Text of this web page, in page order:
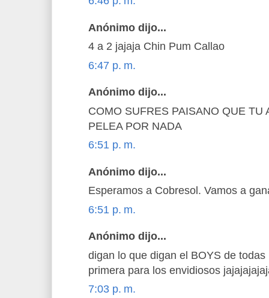
Anónimo dijo...
4 a 2 jajaja Chin Pum Callao
6:47 p. m.
Anónimo dijo...
COMO SUFRES PAISANO QUE TU
PELEA POR NADA
6:51 p. m.
Anónimo dijo...
Esperamos a Cobresol. Vamos a
6:51 p. m.
Anónimo dijo...
digan lo que digan el BOYS de
primera para los envidiosos
7:03 p. m.